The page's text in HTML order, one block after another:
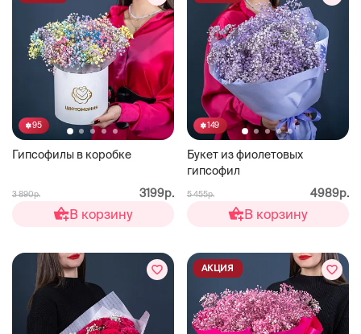
95
Гипсофилы в коробке
3 890р. 3199р.
В корзину
149
Букет из фиолетовых
гипсофил
5 455р. 4989р.
В корзину
АКЦИЯ